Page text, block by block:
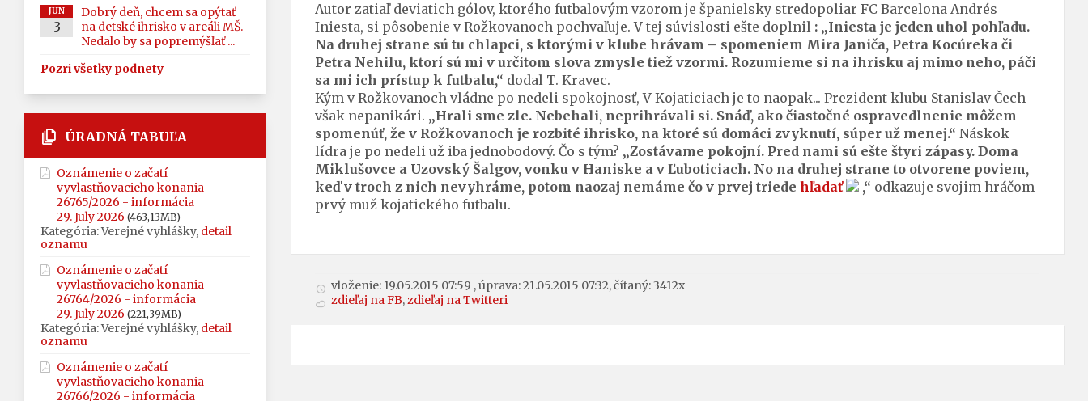
Autor zatiaľ deviatich gólov, ktorého futbalovým vzorom je španielsky stredopoliar FC Barcelona Andrés
Iniesta, si pôsobenie v Rožkovanoch pochvaľuje. V tej súvislosti ešte doplnil : „Iniesta je jeden uhol pohľadu.
Na druhej strane sú tu chlapci, s ktorými v klube hrávam – spomeniem Mira Janiča, Petra Kocúreka či
Petra Nehilu, ktorí sú mi v určitom slova zmysle tiež vzormi. Rozumieme si na ihrisku aj mimo neho, páči
sa mi ich prístup k futbalu,“ dodal T. Kravec.
Kým v Rožkovanoch vládne po nedeli spokojnosť, V Kojaticiach je to naopak... Prezident klubu Stanislav Čech
však nepanikári. „Hrali sme zle. Nebehali, neprihrávali si. Snáď, ako čiastočné ospravedlnenie môžem
spomenúť, že v Rožkovanoch je rozbité ihrisko, na ktoré sú domáci zvyknutí, súper už menej.“ Náskok
lídra je po nedeli už iba jednobodový. Čo s tým? „Zostávame pokojní. Pred nami sú ešte štyri zápasy. Doma
Miklušovce a Uzovský Šalgov, vonku v Haniske a v Ľuboticiach. No na druhej strane to otvorene poviem,
keď v troch z nich nevyhráme, potom naozaj nemáme čo v prvej triede hľadať ,“ odkazuje svojim hráčom
prvý muž kojatického futbalu.
vloženie: 19.05.2015 07:59 , úprava: 21.05.2015 07:32, čítaný: 3412x
zdieľaj na FB,zdieľaj na Twitteri
JUN
3
Dobrý deň, chcem sa opýtať
na detské ihrisko v areáli MŠ.
Nedalo by sa popremýšľať ...
Pozri všetky podnety
ÚRADNÁ TABUĽA
Oznámenie o začatí
vyvlastňovacieho konania
26765/2026 - informácia
29. July 2026 (463,13MB)
Kategória: Verejné vyhlášky, detail
oznamu
Oznámenie o začatí
vyvlastňovacieho konania
26764/2026 - informácia
29. July 2026 (221,39MB)
Kategória: Verejné vyhlášky, detail
oznamu
Oznámenie o začatí
vyvlastňovacieho konania
26766/2026 - informácia